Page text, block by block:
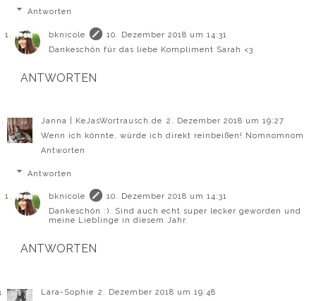
Antworten
bknicole
10. Dezember 2018 um 14:31
Dankeschön für das liebe Kompliment Sarah <3
ANTWORTEN
Janna | KeJasWortrausch.de 2. Dezember 2018 um 19:27
Wenn ich könnte, würde ich direkt reinbeißen! Nomnomnom
Antworten
Antworten
bknicole
10. Dezember 2018 um 14:31
Dankeschön :). Sind auch echt super lecker geworden und
meine Lieblinge in diesem Jahr.
ANTWORTEN
Lara-Sophie 2. Dezember 2018 um 19:48